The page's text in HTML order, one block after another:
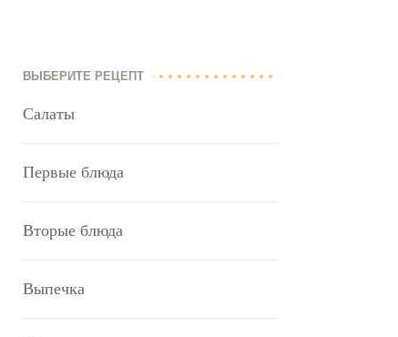
ВЫБЕРИТЕ РЕЦЕПТ
Салаты
Первые блюда
Вторые блюда
Выпечка